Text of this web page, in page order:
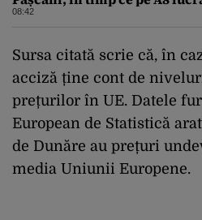
întârzie
08:42
Sursa citată scrie că, în
acciză ține cont de
prețurilor în UE. Datele
European de Statistică
de Dunăre au prețuri
media Uniunii Europene.